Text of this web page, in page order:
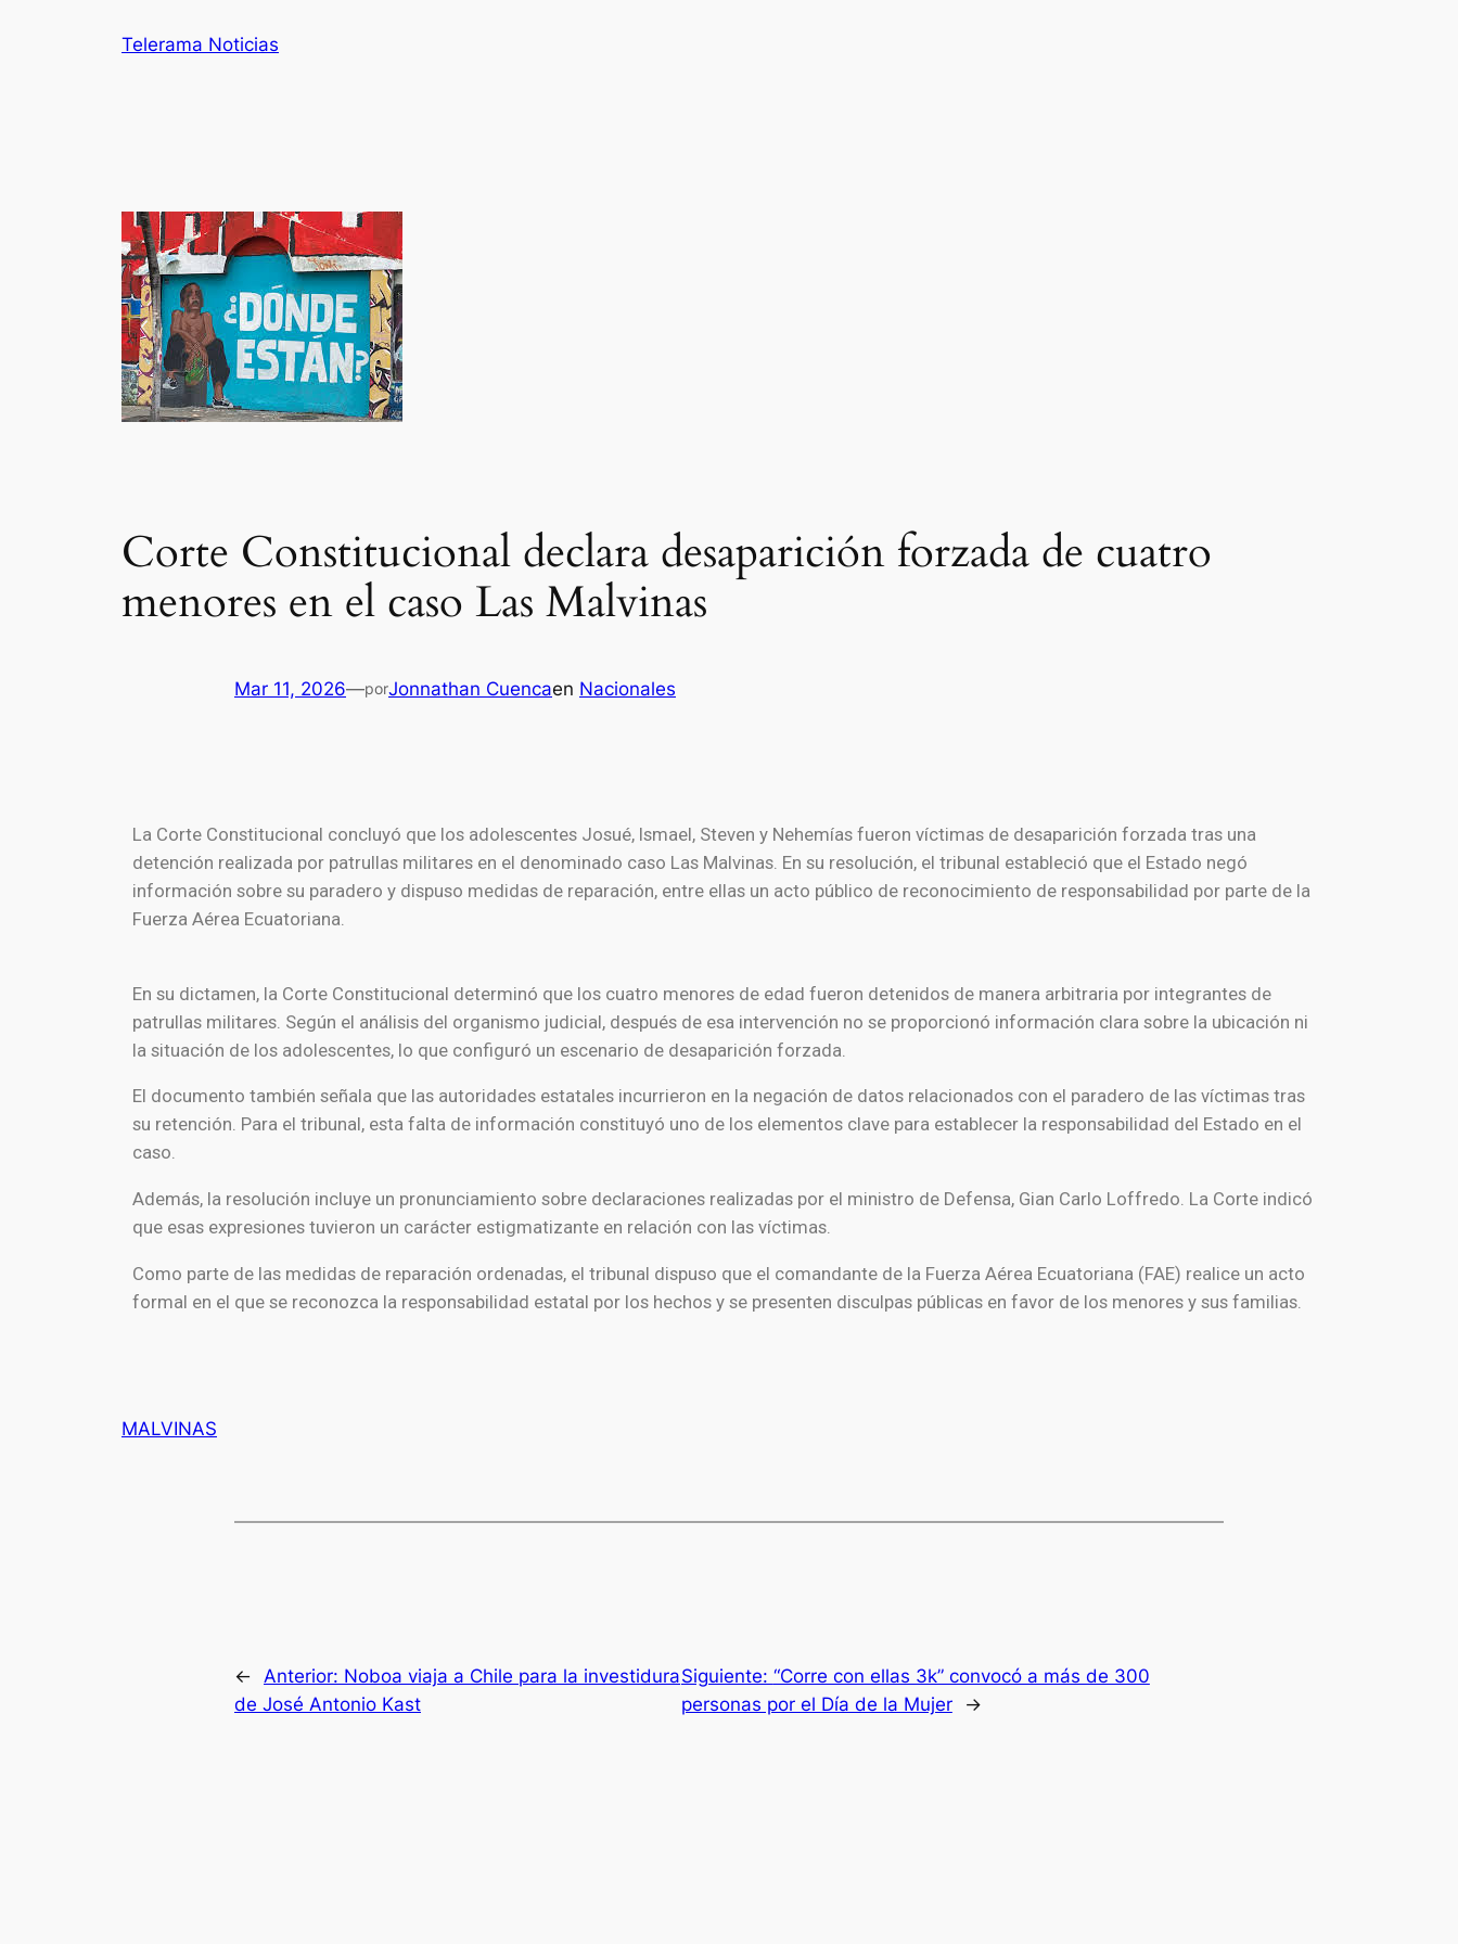
Telerama Noticias
Corte Constitucional declara desaparición forzada de cuatro
menores en el caso Las Malvinas
Mar 11, 2026—porJonnathan Cuencaen Nacionales
La Corte Constitucional concluyó que los adolescentes Josué, Ismael, Steven y Nehemías fueron víctimas de desaparición forzada tras una
detención realizada por patrullas militares en el denominado caso Las Malvinas. En su resolución, el tribunal estableció que el Estado negó
información sobre su paradero y dispuso medidas de reparación, entre ellas un acto público de reconocimiento de responsabilidad por parte de la
Fuerza Aérea Ecuatoriana.
En su dictamen, la Corte Constitucional determinó que los cuatro menores de edad fueron detenidos de manera arbitraria por integrantes de
patrullas militares. Según el análisis del organismo judicial, después de esa intervención no se proporcionó información clara sobre la ubicación ni
la situación de los adolescentes, lo que configuró un escenario de desaparición forzada.
El documento también señala que las autoridades estatales incurrieron en la negación de datos relacionados con el paradero de las víctimas tras
su retención. Para el tribunal, esta falta de información constituyó uno de los elementos clave para establecer la responsabilidad del Estado en el
caso.
Además, la resolución incluye un pronunciamiento sobre declaraciones realizadas por el ministro de Defensa, Gian Carlo Loffredo. La Corte indicó
que esas expresiones tuvieron un carácter estigmatizante en relación con las víctimas.
Como parte de las medidas de reparación ordenadas, el tribunal dispuso que el comandante de la Fuerza Aérea Ecuatoriana (FAE) realice un acto
formal en el que se reconozca la responsabilidad estatal por los hechos y se presenten disculpas públicas en favor de los menores y sus familias.
MALVINAS
← Anterior: Noboa viaja a Chile para la investidura
de José Antonio Kast
Siguiente: “Corre con ellas 3k” convocó a más de 300
personas por el Día de la Mujer
→